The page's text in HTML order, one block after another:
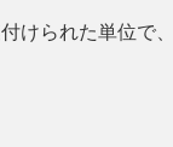
けられた単位で